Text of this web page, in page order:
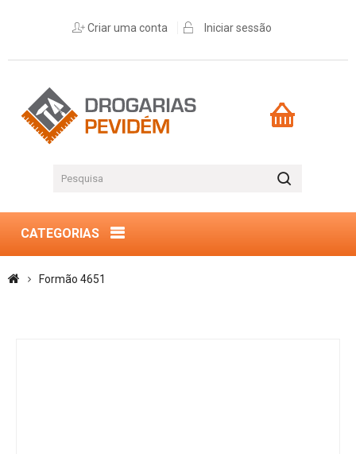
Criar uma conta Iniciar sessão
CATEGORIAS
Formão 4651